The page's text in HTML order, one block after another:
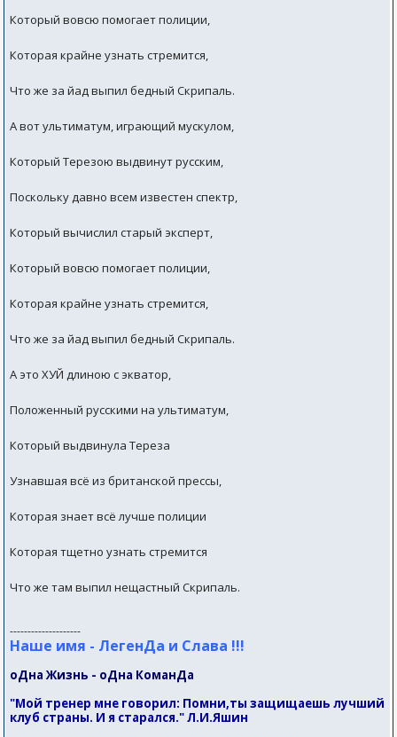
Который вовсю помогает полиции,
Которая крайне узнать стремится,
Что же за йад выпил бедный Скрипаль.
А вот ультиматум, играющий мускулом,
Который Терезою выдвинут русским,
Поскольку давно всем известен спектр,
Который вычислил старый эксперт,
Который вовсю помогает полиции,
Которая крайне узнать стремится,
Что же за йад выпил бедный Скрипаль.
А это ХУЙ длиною с экватор,
Положенный русскими на ультиматум,
Который выдвинула Тереза
Узнавшая всё из британской прессы,
Которая знает всё лучше полиции
Которая тщетно узнать стремится
Что же там выпил нещастный Скрипаль.
--------------------
Наше имя - ЛегенДа и Слава !!!
оДна Жизнь - оДна КоманДа
"Мой тренер мне говорил: Помни,ты защищаешь лучший
клуб страны. И я старался." Л.И.Яшин